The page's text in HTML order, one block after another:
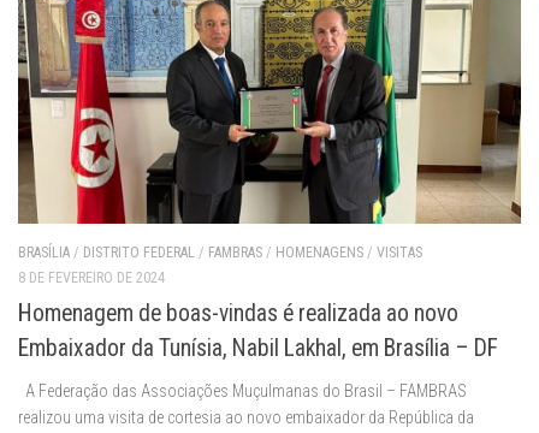
BRASÍLIA / DISTRITO FEDERAL / FAMBRAS / HOMENAGENS / VISITAS
8 DE FEVEREIRO DE 2024
Homenagem de boas-vindas é realizada ao novo
Embaixador da Tunísia, Nabil Lakhal, em Brasília – DF
A Federação das Associações Muçulmanas do Brasil – FAMBRAS
realizou uma visita de cortesia ao novo embaixador da República da